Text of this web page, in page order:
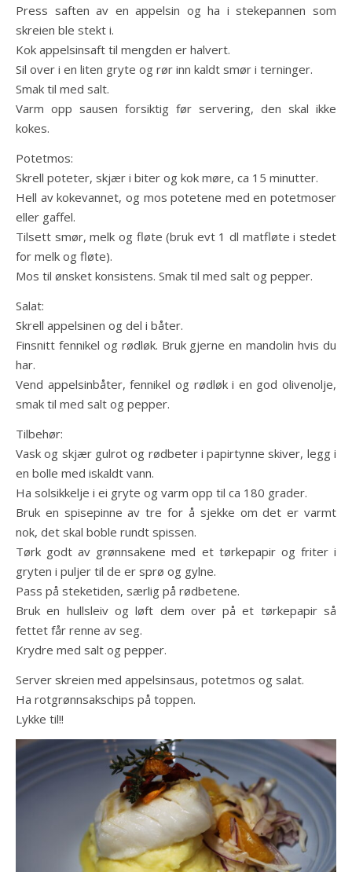
Press saften av en appelsin og ha i stekepannen som
skreien ble stekt i.
Kok appelsinsaft til mengden er halvert.
Sil over i en liten gryte og rør inn kaldt smør i terninger.
Smak til med salt.
Varm opp sausen forsiktig før servering, den skal ikke
kokes.
Potetmos:
Skrell poteter, skjær i biter og kok møre, ca 15 minutter.
Hell av kokevannet, og mos potetene med en potetmoser
eller gaffel.
Tilsett smør, melk og fløte (bruk evt 1 dl matfløte i stedet
for melk og fløte).
Mos til ønsket konsistens. Smak til med salt og pepper.
Salat:
Skrell appelsinen og del i båter.
Finsnitt fennikel og rødløk. Bruk gjerne en mandolin hvis du
har.
Vend appelsinbåter, fennikel og rødløk i en god olivenolje,
smak til med salt og pepper.
Tilbehør:
Vask og skjær gulrot og rødbeter i papirtynne skiver, legg i
en bolle med iskaldt vann.
Ha solsikkelje i ei gryte og varm opp til ca 180 grader.
Bruk en spisepinne av tre for å sjekke om det er varmt
nok, det skal boble rundt spissen.
Tørk godt av grønnsakene med et tørkepapir og friter i
gryten i puljer til de er sprø og gylne.
Pass på steketiden, særlig på rødbetene.
Bruk en hullsleiv og løft dem over på et tørkepapir så
fettet får renne av seg.
Krydre med salt og pepper.
Server skreien med appelsinsaus, potetmos og salat.
Ha rotgrønnsakschips på toppen.
Lykke til!!